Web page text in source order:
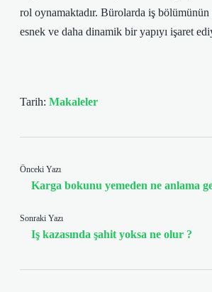
rol oynamaktadır. Bürolarda iş bölümünün
esnek ve daha dinamik bir yapıyı işaret
Tarih: Makaleler
Önceki Yazı
Karga bokunu yemeden ne anlama
Sonraki Yazı
Iş kazasında şahit yoksa ne olur ?